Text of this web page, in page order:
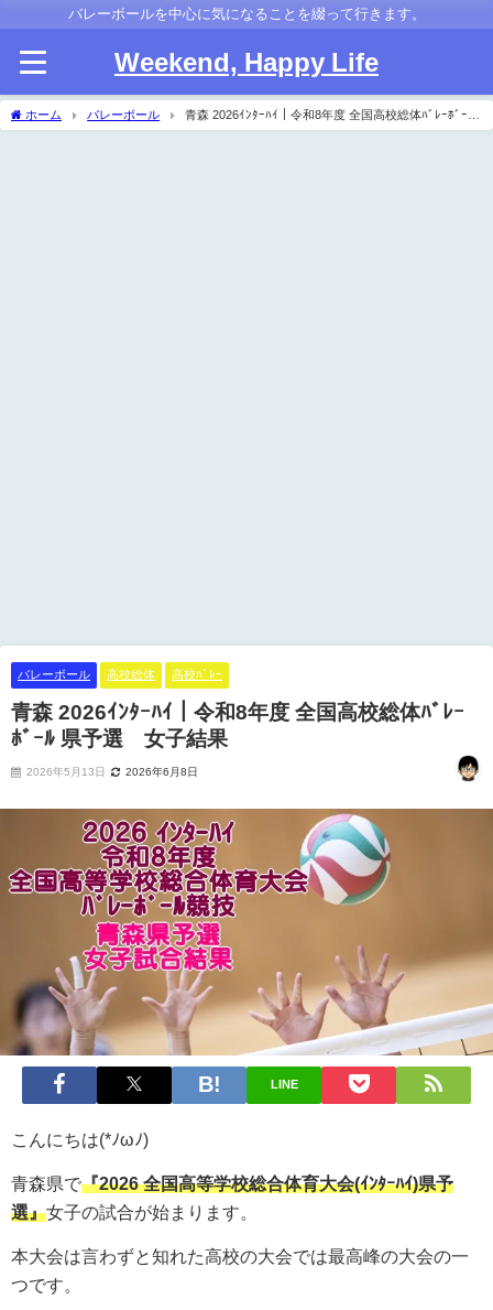
バレーボールを中心に気になることを綴って行きます。
Weekend, Happy Life
ホーム バレーボール
青森 2026ｲﾝﾀｰﾊｲ｜令和8年度 全国高校総体ﾊﾞﾚｰﾎﾞｰﾙ
県予選 女子結果
バレーボール 高校総体 高校ﾊﾞﾚｰ
青森 2026ｲﾝﾀｰﾊｲ｜令和8年度 全国高校総体ﾊﾞﾚｰ
ﾎﾞｰﾙ 県予選 女子結果
2026年5月13日 2026年6月8日
LINE
こんにちは(*ﾉωﾉ)
青森県で『2026全国高等学校総合体育大会(ｲﾝﾀｰﾊｲ)県予
選』女子の試合が始まります。
本大会は言わずと知れた高校の大会では最高峰の大会の一
つです。